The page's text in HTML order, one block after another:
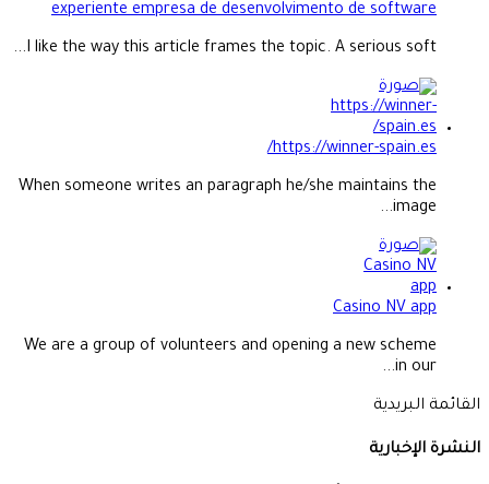
experiente empresa de desenvolvimento de software
I like the way this article frames the topic. A serious soft...
https://winner-spain.es/
When someone writes an paragraph he/she maintains the
image...
Casino NV app
We are a group of volunteers and opening a new scheme
in our...
القائمة البريدية
النشرة الإخبارية